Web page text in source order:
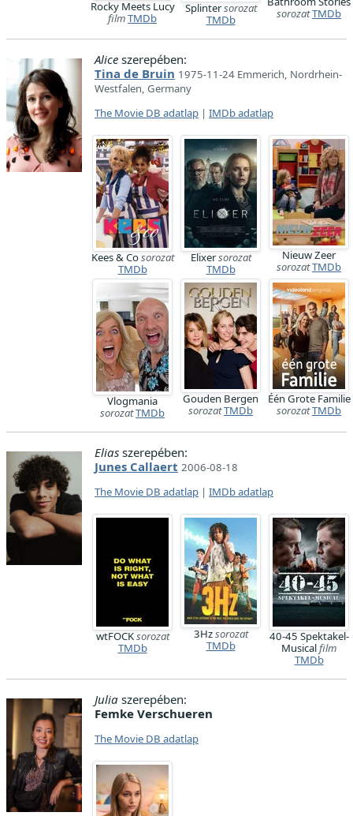
Rocky Meets Lucy
filmTMDb
Splintersorozat
TMDb
sorozatTMDb
Alice szerepében:
Tina de Bruin 1975-11-24 Emmerich, Nordrhein-
Westfalen, Germany
The Movie DB adatlap | IMDb adatlap
Kees & Cosorozat
TMDb
Elixersorozat
TMDb
Nieuw Zeer
sorozatTMDb
Vlogmania
sorozatTMDb
Gouden Bergen
sorozatTMDb
Één Grote Familie
sorozatTMDb
Elias szerepében:
Junes Callaert 2006-08-18
The Movie DB adatlap | IMDb adatlap
wtFOCKsorozat
TMDb
3Hzsorozat
TMDb
40-45 Spektakel-
Musicalfilm
TMDb
Julia szerepében:
Femke Verschueren
The Movie DB adatlap